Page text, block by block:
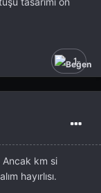
1
km si
hayırlısı.